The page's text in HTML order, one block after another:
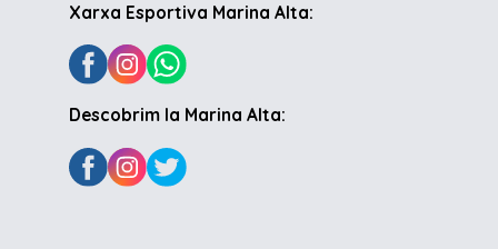
Xarxa Esportiva Marina Alta:
Descobrim la Marina Alta: